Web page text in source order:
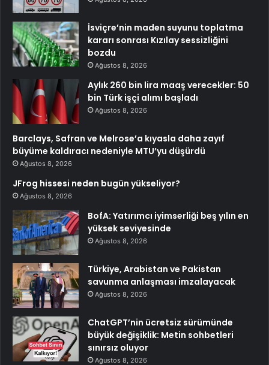
İsviçre’nin maden suyunu toplatma
kararı sonrası Kızılay sessizliğini
bozdu
Ağustos 8, 2026
Aylık 260 bin lira maaş verecekler: 50
bin Türk işçi alımı başladı
Ağustos 8, 2026
Barclays, Safran ve Melrose’a kıyasla daha zayıf
büyüme kaldıracı nedeniyle MTU’yu düşürdü
Ağustos 8, 2026
JFrog hissesi neden bugün yükseliyor?
Ağustos 8, 2026
BofA: Yatırımcı iyimserliği beş yılın en
yüksek seviyesinde
Ağustos 8, 2026
Türkiye, Arabistan ve Pakistan
savunma anlaşması imzalayacak
Ağustos 8, 2026
ChatGPT’nin ücretsiz sürümünde
büyük değişiklik: Metin sohbetleri
sınırsız oluyor
Ağustos 8, 2026